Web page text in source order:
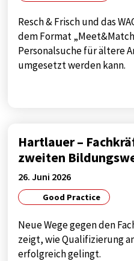
Resch & Frisch und das
dem Format
Personalsuche für ältere
umgesetzt werden kann.
Hartlauer –
zweiten
26. Juni 2026
Good Practice
Neue Wege gegen den
zeigt, wie Qualifizierung
erfolgreich gelingt.